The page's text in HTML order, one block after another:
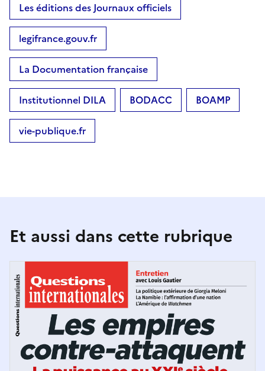
Les éditions des Journaux officiels
legifrance.gouv.fr
La Documentation française
Institutionnel DILA BODACC BOAMP
vie-publique.fr
Et aussi dans cette rubrique